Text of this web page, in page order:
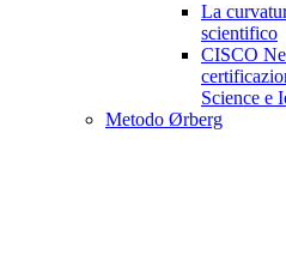
La
scientifico
CISCO
Science e
Metodo Ørberg